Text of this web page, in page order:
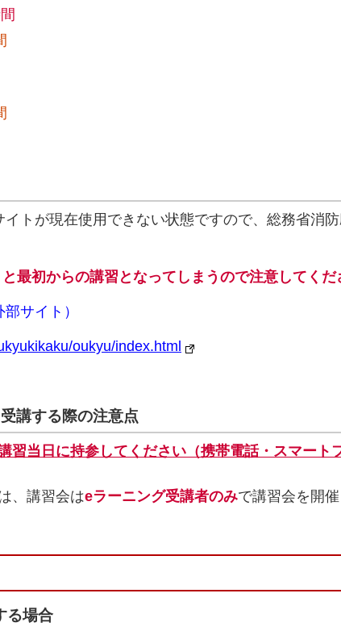
トが現在使用できない状態ですので、総務省消
最初からの講習となってしまうので注意してくだ
サイト）
oukyu/index.html
講する際の注意点
習当日に持参してください（携帯電話・スマート
、講習会はeラーニング受講者のみで講習会を開
る場合